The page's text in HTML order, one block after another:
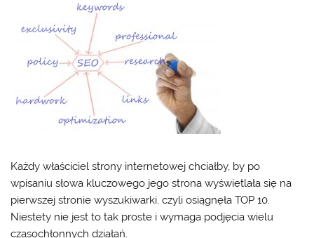
Każdy właściciel strony internetowej chciałby, by po
wpisaniu słowa kluczowego jego strona wyświetlała się na
pierwszej stronie wyszukiwarki, czyli osiągnęła TOP 10.
Niestety nie jest to tak proste i wymaga podjęcia wielu
czasochłonnych działań.